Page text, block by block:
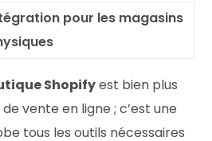
pour les magasins
Shopifyest bien plus
vente en ligne ; c’est une
tous les outils nécessaires